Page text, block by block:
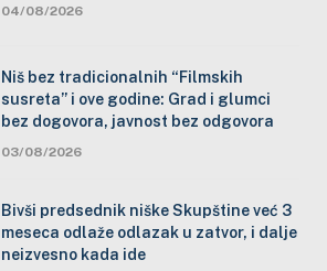
04/08/2026
Niš bez tradicionalnih “Filmskih
susreta” i ove godine: Grad i glumci
bez dogovora, javnost bez odgovora
03/08/2026
Bivši predsednik niške Skupštine već 3
meseca odlaže odlazak u zatvor, i dalje
neizvesno kada ide